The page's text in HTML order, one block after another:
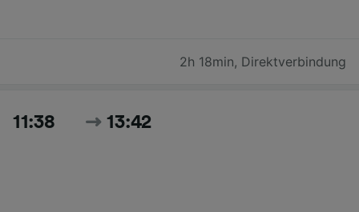
2h 18min, Direktverbindung
11:38 13:42